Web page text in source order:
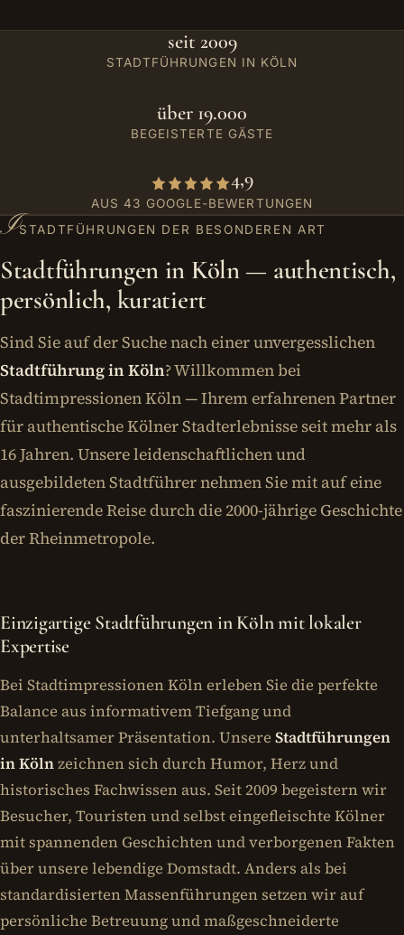
seit 2009
STADTFÜHRUNGEN IN KÖLN
über 19.000
BEGEISTERTE GÄSTE
4,9
AUS 43 GOOGLE-BEWERTUNGEN
ISTADTFÜHRUNGEN DER BESONDEREN ART
Stadtführungen in Köln — authentisch,
persönlich, kuratiert
Sind Sie auf der Suche nach einer unvergesslichen
Stadtführung in Köln? Willkommen bei
Stadtimpressionen Köln — Ihrem erfahrenen Partner
für authentische Kölner Stadterlebnisse seit mehr als
16 Jahren. Unsere leidenschaftlichen und
ausgebildeten Stadtführer nehmen Sie mit auf eine
faszinierende Reise durch die 2000-jährige Geschichte
der Rheinmetropole.
Einzigartige Stadtführungen in Köln mit lokaler
Expertise
Bei Stadtimpressionen Köln erleben Sie die perfekte
Balance aus informativem Tiefgang und
unterhaltsamer Präsentation. Unsere Stadtführungen
in Kölnzeichnen sich durch Humor, Herz und
historisches Fachwissen aus. Seit 2009 begeistern wir
Besucher, Touristen und selbst eingefleischte Kölner
mit spannenden Geschichten und verborgenen Fakten
über unsere lebendige Domstadt. Anders als bei
standardisierten Massenführungen setzen wir auf
persönliche Betreuung und maßgeschneiderte